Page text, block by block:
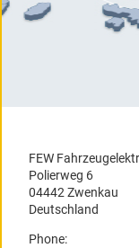
FEW
Polierweg 6
04442 Zwenkau
Deutschland
Phone: